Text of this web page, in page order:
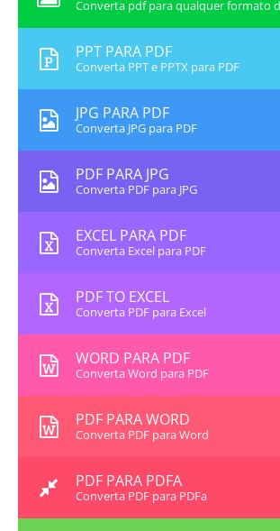
Converta pdf para qualquer formato
PPT PARA PDF
Converta PPT e PPTX para PDF
JPG PARA PDF
Converta JPG para PDF
PDF PARA JPG
Converta PDF para JPG
EXCEL PARA PDF
Converta Excel para PDF
PDF TO EXCEL
Converta PDF para Excel
WORD PARA PDF
Converta Word para PDF
PDF PARA WORD
Converta PDF para Word
PDF PARA PDFA
Converta PDF para PDFa